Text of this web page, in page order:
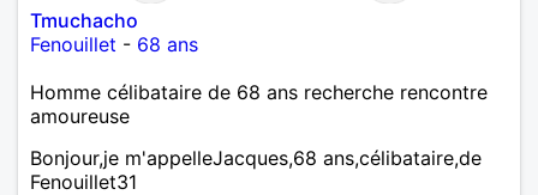
Tmuchacho
Fenouillet - 68 ans
Homme célibataire de 68 ans recherche rencontre
amoureuse
Bonjour,je m'appelleJacques,68 ans,célibataire,de
Fenouillet31